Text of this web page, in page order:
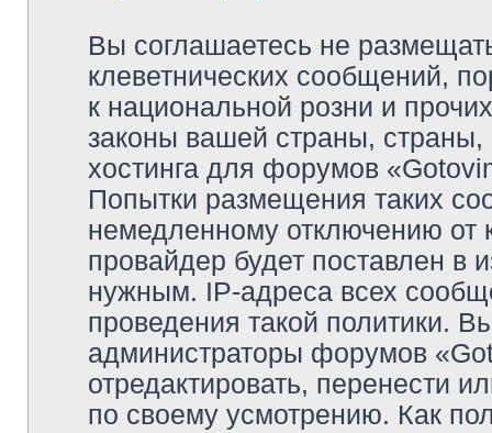
Вы соглашаетесь не
клеветнических сообщений,
к национальной розни и
законы вашей страны, страны,
хостинга для форумов
Попытки размещения таких
немедленному отключению
провайдер будет поставлен в
нужным. IP-адреса всех
проведения такой политики.
администраторы форумов
отредактировать, перенести
по своему усмотрению. Как